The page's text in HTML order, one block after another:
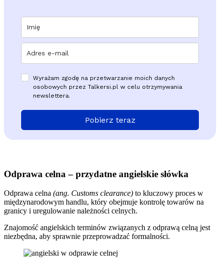
Wyrażam zgodę na przetwarzanie moich danych
osobowych przez Talkersi.pl w celu otrzymywania
newslettera.
Pobierz teraz
Odprawa celna – przydatne angielskie słówka
Odprawa celna (ang. Customs clearance) to kluczowy proces w
międzynarodowym handlu, który obejmuje kontrolę towarów na
granicy i uregulowanie należności celnych.
Znajomość angielskich terminów związanych z odprawą celną jest
niezbędna, aby sprawnie przeprowadzać formalności.